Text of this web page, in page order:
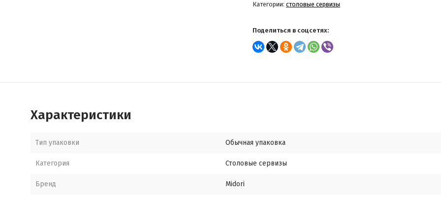
Категории: столовые сервизы
Поделиться в соцсетях:
Характеристики
Тип упаковки Обычная упаковка
Категория Столовые сервизы
Бренд Midori